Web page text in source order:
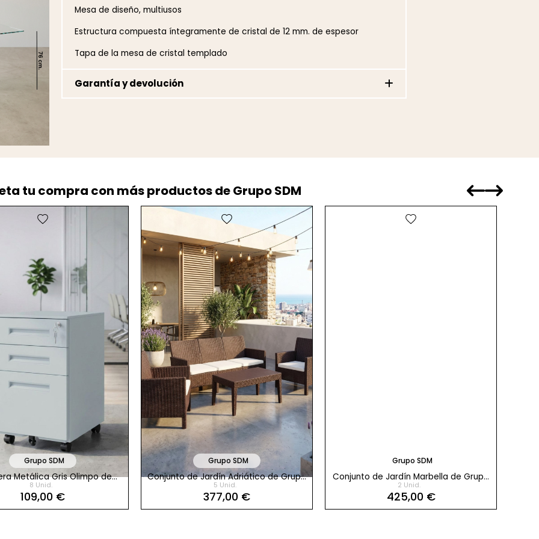
Mesa de diseño, multiusos
Estructura compuesta íntegramente de cristal de 12 mm. de espesor
Tapa de la mesa de cristal templado
Garantía y devolución
tu compra con más productos de Grupo SDM
Grupo SDM
Metálica Gris Olimpo de
Grupo SDM
8 Unid.
109,00 €
favorite
Grupo SDM
Conjunto de Jardín Adriático de Grupo
SDM
5 Unid.
377,00 €
favorite
Grupo SDM
Conjunto de Jardín Marbella de Grupo
SDM
2 Unid.
425,00 €
favorite